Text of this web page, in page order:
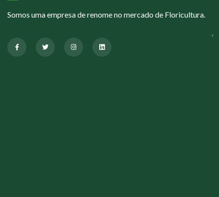
Somos uma empresa de renome no mercado de Floricultura.